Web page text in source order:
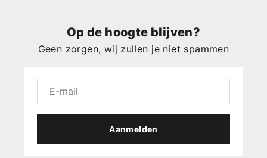
Op de hoogte blijven?
Geen zorgen, wij zullen je niet spammen
Aanmelden